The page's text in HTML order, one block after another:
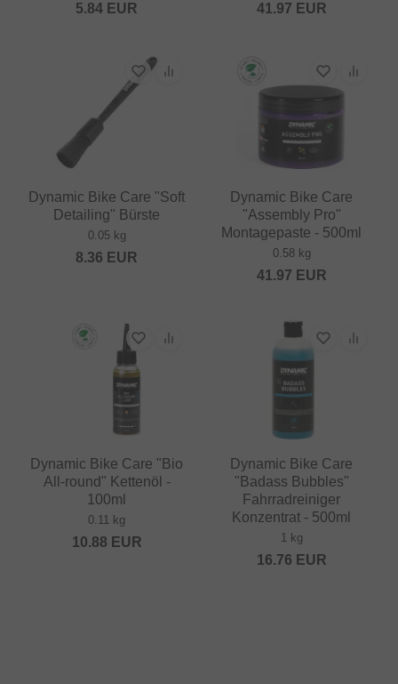
5.84 EUR 41.97 EUR
Dynamic Bike Care "Soft
Detailing" Bürste
0.05 kg
8.36 EUR
Dynamic Bike Care
"Assembly Pro"
Montagepaste - 500ml
0.58 kg
41.97 EUR
Dynamic Bike Care "Bio
All-round" Kettenöl -
100ml
0.11 kg
10.88 EUR
Dynamic Bike Care
"Badass Bubbles"
Fahrradreiniger
Konzentrat - 500ml
1 kg
16.76 EUR